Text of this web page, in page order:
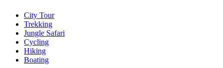
City Tour
Trekking
Jungle Safari
Cycling
Hiking
Boating